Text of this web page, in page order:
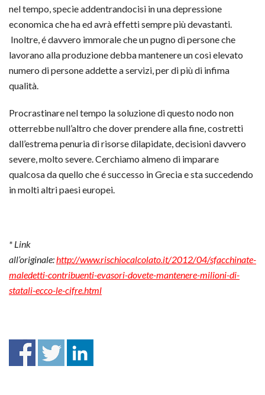
nel tempo, specie addentrandocisi in una depressione
economica che ha ed avrà effetti sempre più devastanti.
Inoltre, é davvero immorale che un pugno di persone che
lavorano alla produzione debba mantenere un così elevato
numero di persone addette a servizi, per di più di infima
qualità.
Procrastinare nel tempo la soluzione di questo nodo non
otterrebbe null’altro che dover prendere alla fine, costretti
dall’estrema penuria di risorse dilapidate, decisioni davvero
severe, molto severe. Cerchiamo almeno di imparare
qualcosa da quello che é successo in Grecia e sta succedendo
in molti altri paesi europei.
* Link
all’originale:http://www.rischiocalcolato.it/2012/04/sfacchinate-
maledetti-contribuenti-evasori-dovete-mantenere-milioni-di-
statali-ecco-le-cifre.html